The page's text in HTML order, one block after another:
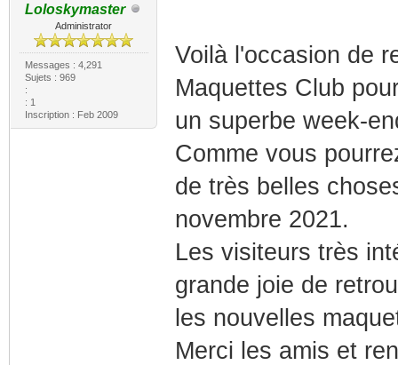
Loloskymaster
Administrator
Messages : 4,291
Sujets : 969
:
: 1
Inscription : Feb 2009
Voilà l'occasion de
Maquettes Club
un superbe week-
Comme vous
de très belles
novembre 2021.
Les visiteurs très
grande joie de
les nouvelles
Merci les amis et